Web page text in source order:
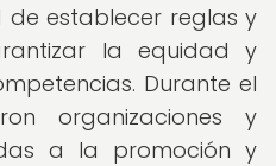
de establecer reglas y
la equidad y
Durante el
organizaciones y
a la promoción y